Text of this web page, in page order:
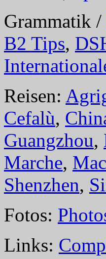
Grammatik /
B2 Tips,
Reisen:
Cefalù,
Guangzhou,
Marche,
Shenzhen,
Fotos:
Links: